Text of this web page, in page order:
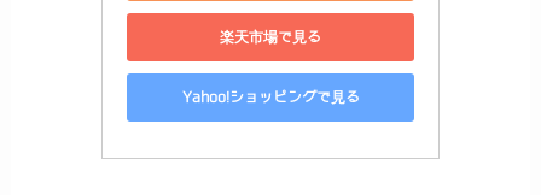
楽天市場で見る
Yahoo!ショッピングで見る